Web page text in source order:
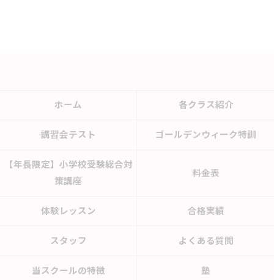
ホーム 各クラス紹介
講習会テスト ゴールデンウィーク特訓
【年長限定】小学校受験総合対
策講座
料金表
体験レッスン 合格実績
スタッフ よくある質問
当スクールの特徴 塾